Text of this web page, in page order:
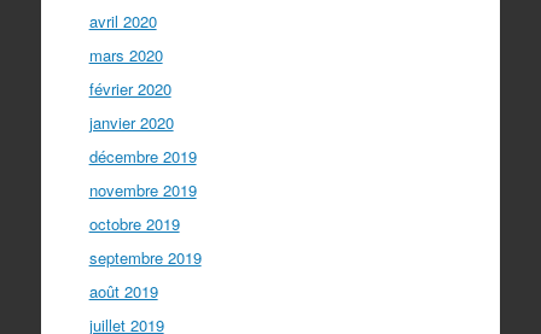
avril 2020
mars 2020
février 2020
janvier 2020
décembre 2019
novembre 2019
octobre 2019
septembre 2019
août 2019
juillet 2019